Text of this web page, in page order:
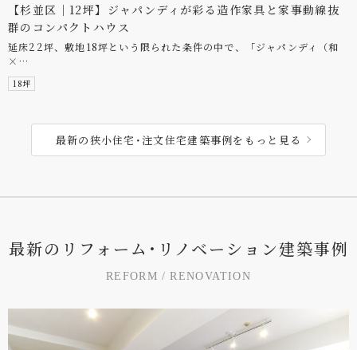
【杉並区｜12坪】ジャパンディが彩る造作家具と家事動線抜
群のコンパクトハウス
延床22坪、敷地18坪という限られた条件の中で、「ジャパンディ（和
×…
18坪
最新の狭小住宅･注文住宅建築事例をもっと見る
最新の リ フ ォ ー ム ･ リ ノ ベー シ ョ ン建築事例
RE FOR M / R ENOVATION